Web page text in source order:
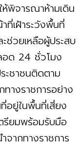
พิจารณาห้ามเดิน
ที่เฝ้าระวังพื้นที่
ช่วยเหลือผู้ประสบ
อด 24 ชั่วโมง
ะชาชนติดตาม
ทางราชการอย่าง
อยู่ในพื้นที่เสี่ยง
รียมพร้อมรับมือ
ากทางราชการ